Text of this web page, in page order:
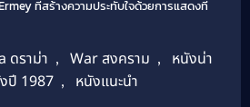
ที่สร้างความประทับใจด้วยการแสดงที่
ดราม่า , War สงคราม ,
หนังน่า
ปี 1987 , หนังแนะนำ